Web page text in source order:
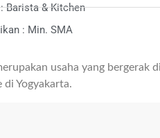
Barista & Kitchen
: Min. SMA
usaha yang bergerak
di Yogyakarta.